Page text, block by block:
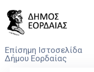
Επίσημη Ιστοσελίδα
Δήμου Εορδαίας